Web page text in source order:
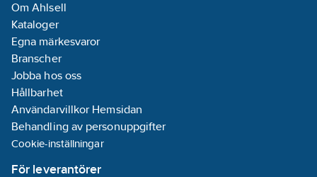
Om Ahlsell
Kataloger
Egna märkesvaror
Branscher
Jobba hos oss
Hållbarhet
Användarvillkor Hemsidan
Behandling av personuppgifter
Cookie-inställningar
För leverantörer